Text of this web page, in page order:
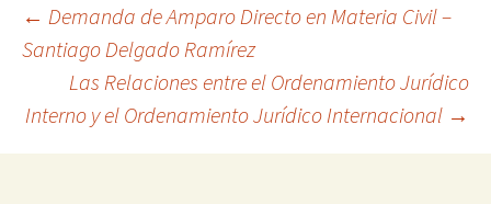
Navegación
de
entradas
← Demanda de Amparo Directo en Materia Civil –
Santiago Delgado Ramírez
Las Relaciones entre el Ordenamiento Jurídico
Interno y el Ordenamiento Jurídico Internacional →